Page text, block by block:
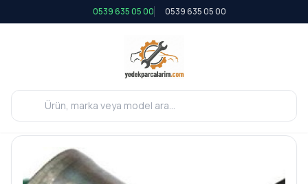
0539 635 05 00 0539 635 05 00